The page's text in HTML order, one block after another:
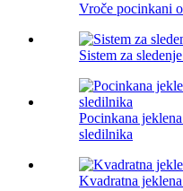
Vroče pocinkani
Sistem za
Pocinkana
sledilnika
Kvadratna